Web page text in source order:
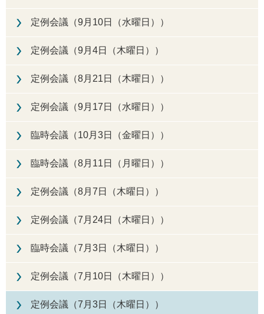
定例会議（9月10日（水曜日））
定例会議（9月4日（木曜日））
定例会議（8月21日（木曜日））
定例会議（9月17日（水曜日））
臨時会議（10月3日（金曜日））
臨時会議（8月11日（月曜日））
定例会議（8月7日（木曜日））
定例会議（7月24日（木曜日））
臨時会議（7月3日（木曜日））
定例会議（7月10日（木曜日））
定例会議（7月3日（木曜日））